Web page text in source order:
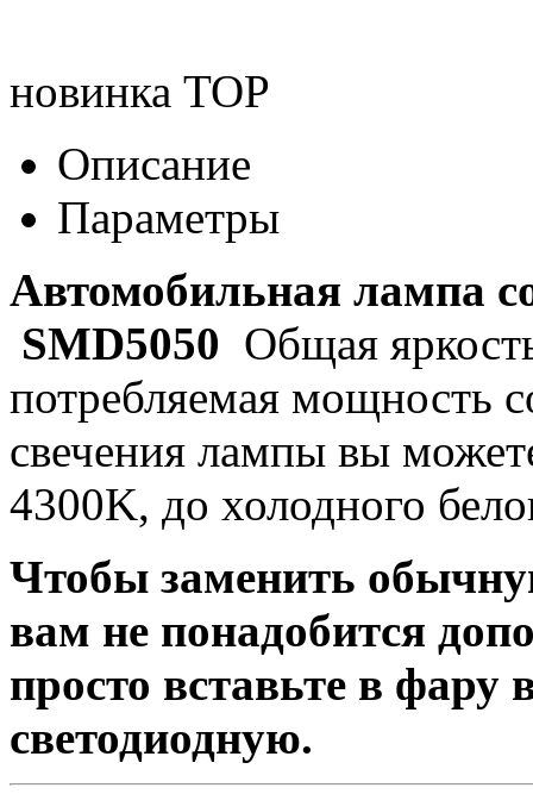
новинка TOP
Описание
Параметры
Автомобильная лампа
SMD5050 Общая
потребляемая мощность
свечения лампы вы
4300K, до холодного
Чтобы заменить
вам не понадобится
просто вставьте в
светодиодную.